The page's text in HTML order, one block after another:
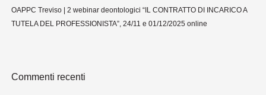
OAPPC Treviso | 2 webinar deontologici “IL CONTRATTO DI INCARICO A
TUTELA DEL PROFESSIONISTA”, 24/11 e 01/12/2025 online
Commenti recenti